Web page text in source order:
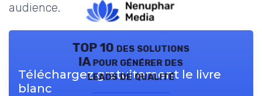
audience.
TOP 10 des solutions
IA pour générer des
leads de qualité
Téléchargez gratuitement le livre
blanc